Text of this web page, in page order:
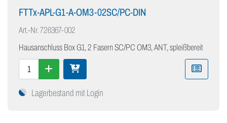
FTTx-APL-G1-A-OM3-02SC/PC-DIN
Art.-Nr.726367-002
Hausanschluss Box G1, 2 Fasern SC/PC OM3, ANT, spleißbereit
Lagerbestand mit Login